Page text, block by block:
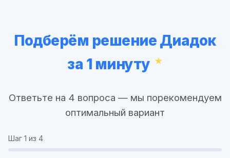
Подберём решение Диадок
за 1 минуту
Ответьте на 4 вопроса — мы порекомендуем
оптимальный вариант
Шаг 1 из 4